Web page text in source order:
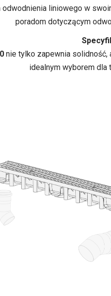
odwodnienia liniowego w
poradom dotyczącym
nie tylko zapewnia solidność,
idealnym wyborem dla